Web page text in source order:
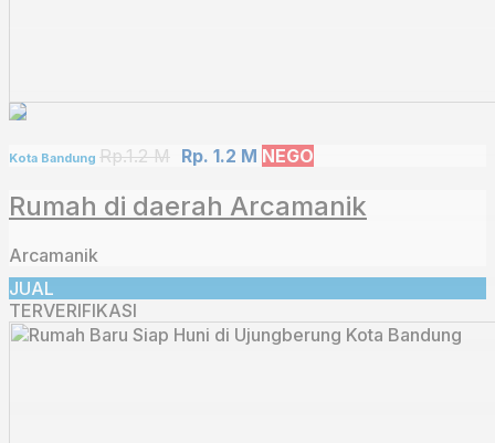
Kota Bandung Rp.1.2 M Rp. 1.2 M NEGO
Rumah di daerah Arcamanik
Arcamanik
JUAL
TERVERIFIKASI